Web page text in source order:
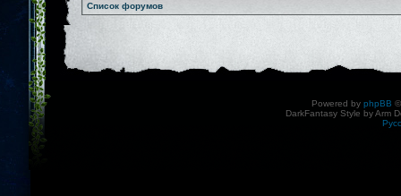
Список форумов
Powered by phpBB
DarkFantasy Style by Arm